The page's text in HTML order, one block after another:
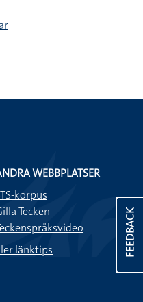
FEEDBACK
WEBBPLATSER
korpus
Tecken
länktips